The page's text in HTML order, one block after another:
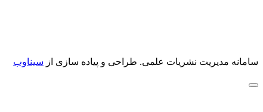
سامانه مدیریت نشریات علمی. طراحی و پیاده سازی از سیناوب